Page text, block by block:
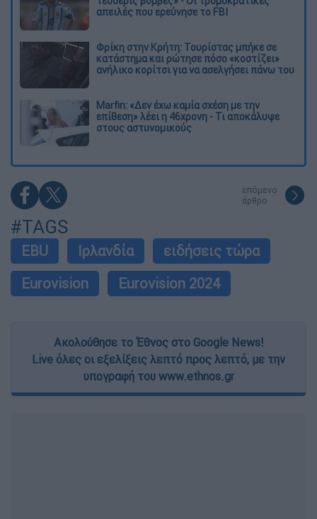
απειλές που ερεύνησε το FBI
Φρίκη στην Κρήτη: Τουρίστας μπήκε σε
κατάστημα και ρώτησε πόσο «κοστίζει»
ανήλικο κορίτσι για να ασελγήσει πάνω του
Marfin: «Δεν έχω καμία σχέση με την
επίθεση» λέει η 46χρονη - Τι αποκάλυψε
στους αστυνομικούς
επόμενο
άρθρο
#TAGS
EBU Ιρλανδία
ειδήσεις τώρα
Eurovision
Eurovision 2024
Ακολούθησε το Έθνος στο Google News!
Live όλες οι εξελίξεις λεπτό προς λεπτό, με την
υπογραφή του www.ethnos.gr